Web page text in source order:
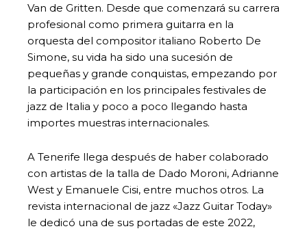
Van de Gritten. Desde que comenzará su carrera
profesional como primera guitarra en la
orquesta del compositor italiano Roberto De
Simone, su vida ha sido una sucesión de
pequeñas y grande conquistas, empezando por
la participación en los principales festivales de
jazz de Italia y poco a poco llegando hasta
importes muestras internacionales.
A Tenerife llega después de haber colaborado
con artistas de la talla de Dado Moroni, Adrianne
West y Emanuele Cisi, entre muchos otros. La
revista internacional de jazz «Jazz Guitar Today»
le dedicó una de sus portadas de este 2022,